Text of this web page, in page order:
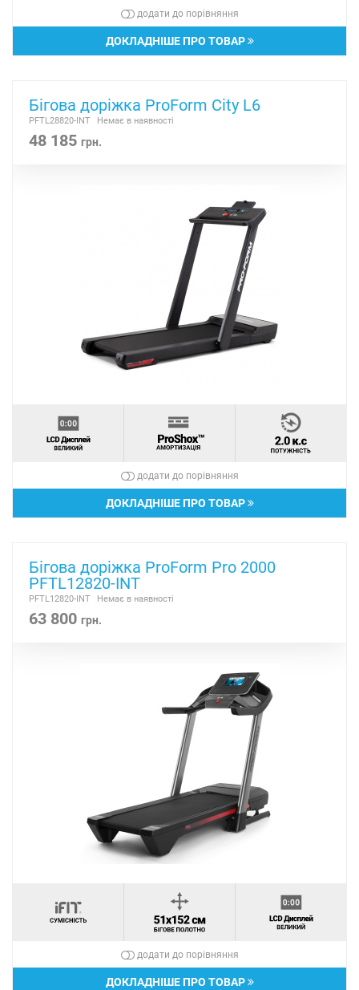
додати до порівняння
ДОКЛАДНІШЕ ПРО ТОВАР
Бігова доріжка ProForm City L6
PFTL28820-INT Немає в наявності
48 185 грн.
додати до порівняння
ДОКЛАДНІШЕ ПРО ТОВАР
Бігова доріжка ProForm Pro 2000
PFTL12820-INT
PFTL12820-INT Немає в наявності
63 800 грн.
додати до порівняння
ДОКЛАДНІШЕ ПРО ТОВАР